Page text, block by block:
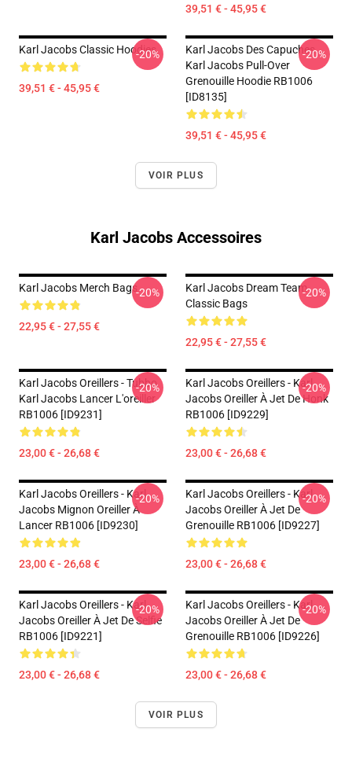
39,51 € - 45,95 €
Karl Jacobs Classic Hoodies
39,51 € - 45,95 €
-20%
Karl Jacobs Des Capuches...
Karl Jacobs Pull-Over
Grenouille Hoodie RB1006
[ID8135]
39,51 € - 45,95 €
-20%
VOIR PLUS
Karl Jacobs Accessoires
Karl Jacobs Merch Bags
22,95 € - 27,55 €
-20%
Karl Jacobs Dream Team
Classic Bags
22,95 € - 27,55 €
-20%
Karl Jacobs Oreillers - Tubbo
Karl Jacobs Lancer L'oreiller
RB1006 [ID9231]
23,00 € - 26,68 €
-20%
Karl Jacobs Oreillers - Karl
Jacobs Oreiller À Jet De Honk
RB1006 [ID9229]
23,00 € - 26,68 €
-20%
Karl Jacobs Oreillers - Karl
Jacobs Mignon Oreiller À
Lancer RB1006 [ID9230]
23,00 € - 26,68 €
-20%
Karl Jacobs Oreillers - Karl
Jacobs Oreiller À Jet De
Grenouille RB1006 [ID9227]
23,00 € - 26,68 €
-20%
Karl Jacobs Oreillers - Karl
Jacobs Oreiller À Jet De Selfie
RB1006 [ID9221]
23,00 € - 26,68 €
-20%
Karl Jacobs Oreillers - Karl
Jacobs Oreiller À Jet De
Grenouille RB1006 [ID9226]
23,00 € - 26,68 €
-20%
VOIR PLUS